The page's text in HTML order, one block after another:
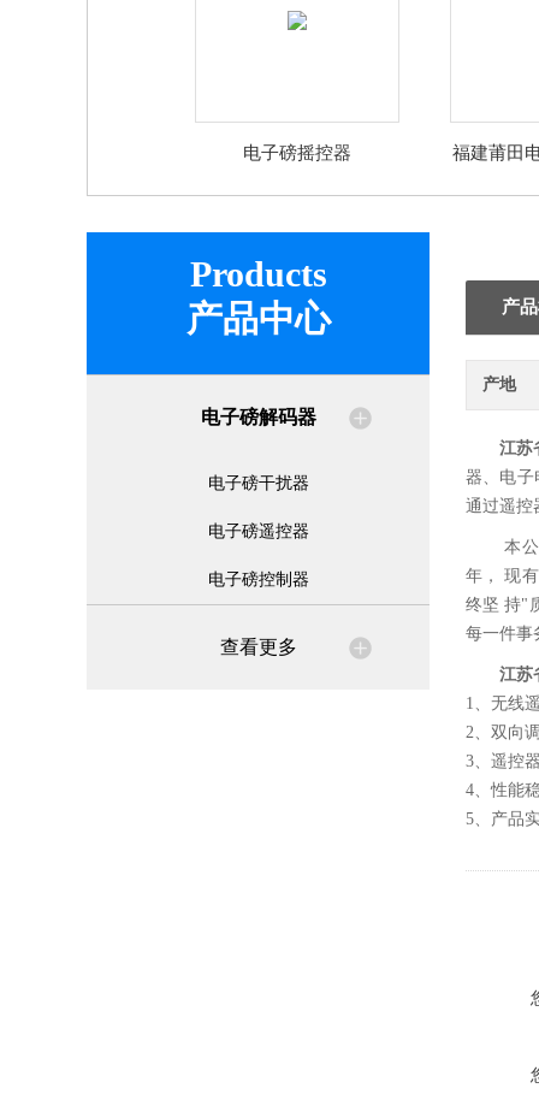
电子磅摇控器
福建莆田
Products
产品中心
电子磅解码器
电子磅干扰器
电子磅遥控器
电子磅控制器
查看更多
产
产地
江苏
器、电子
通过遥控
本
年， 现
终坚 持"
每一件事
江苏
1、无线
2、双向
3、遥控
4、性能
5、产品